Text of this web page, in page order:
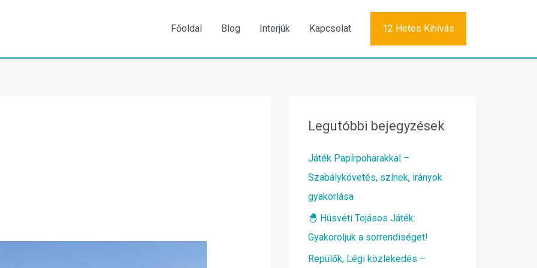
Főoldal Blog Interjúk Kapcsolat 12 Hetes Kihívás
Legutóbbi bejegyzések
Játék Papírpoharakkal –
Szabálykövetés, színek, irányok
gyakorlása
🐣 Húsvéti Tojásos Játék:
Gyakoroljuk a sorrendiséget!
Repülők, Légi közlekedés –